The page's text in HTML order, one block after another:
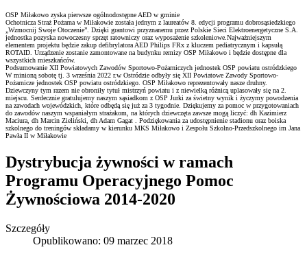
OSP Miłakowo zyska pierwsze ogólnodostępne AED w gminie
Ochotnicza Straż Pożarna w Miłakowie została jednym z laureatów 8. edycji programu dobrosąsiedzkiego
„Wzmocnij Swoje Otoczenie”. Dzięki grantowi przyznanemu przez Polskie Sieci Elektroenergetyczne S.A.
jednostka pozyska nowoczesny sprzęt ratowniczy oraz wyposażenie szkoleniowe.Najważniejszym
elementem projektu będzie zakup defibrylatora AED Philips FRx z kluczem pediatrycznym i kapsułą
ROTAID. Urządzenie zostanie zamontowane na budynku remizy OSP Miłakowo i będzie dostępne dla
wszystkich mieszkańców.
Podsumowanie XII Powiatowych Zawodów Sportowo-Pożarniczych jednostek OSP powiatu ostródzkiego
W minioną sobotę tj. 3 września 2022 r.w Ostródzie odbyły się XII Powiatowe Zawody Sportowo-
Pożarnicze jednostek OSP powiatu ostródzkiego. OSP Miłakowo reprezentowały nasze druhny.
Dziewczyny tym razem nie obroniły tytuł mistrzyń powiatu i z niewielką różnicą uplasowały się na 2.
miejscu. Serdecznie gratulujemy naszym sąsiadkom z OSP Jurki za świetny wynik i życzymy powodzenia
na zawodach wojewódzkich, które odbędą się już za 3 tygodnie. Dziękujemy za pomoc w przygotowaniach
do zawodów naszym wspaniałym strażakom, na których dziewczęta zawsze mogą liczyć: dh Kazimierz
Maciura, dh Marcin Zieliński, dh Adam Gagat . Podziękowania za udostępnienie stadionu oraz boiska
szkolnego do treningów składamy w kierunku MKS Miłakowo i Zespołu Szkolno-Przedszkolnego im Jana
Pawła II w Miłakowie
Dystrybucja żywności w ramach
Programu Operacyjnego Pomoc
Żywnościowa 2014-2020
Szczegóły
Opublikowano: 09 marzec 2018